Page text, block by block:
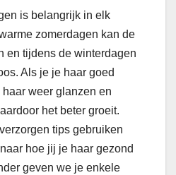
is belangrijk in elk
zomerdagen kan de
en tijdens de winterdagen
Als je je haar goed
weer glanzen en
het beter groeit.
tips gebruiken
hoe jij je haar gezond
geven we je enkele